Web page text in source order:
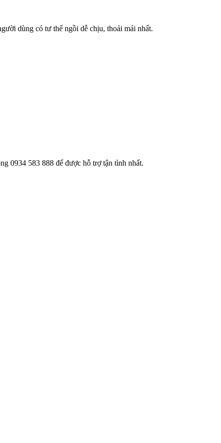
dùng có tư thế ngồi dễ chịu, thoải mái nhất.
0934 583 888 để được hỗ trợ tận tình nhất.